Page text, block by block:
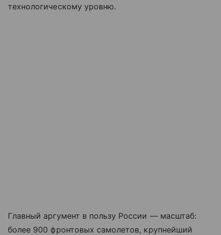
технологическому уровню.
Главный аргумент в пользу России — масштаб:
более 900 фронтовых самолетов, крупнейший